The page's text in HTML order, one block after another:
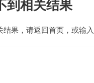
到相关结果
结果，请返回首页，或输